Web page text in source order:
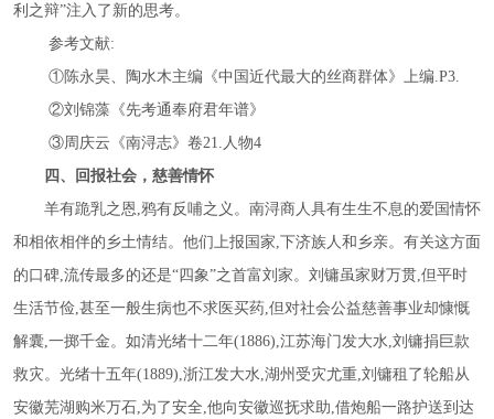
利之辩”注入了新的思考。
参考文献:
①陈永昊、陶水木主编《中国近代最大的丝商群体》上编.P3.
②刘锦藻《先考通奉府君年谱》
③周庆云《南浔志》卷21.人物4
四、回报社会，慈善情怀
羊有跪乳之恩,鸦有反哺之义。南浔商人具有生生不息的爱国情怀
和相依相伴的乡土情结。他们上报国家,下济族人和乡亲。有关这方面
的口碑,流传最多的还是“四象”之首富刘家。刘镛虽家财万贯,但平时
生活节俭,甚至一般生病也不求医买药,但对社会公益慈善事业却慷慨
解囊,一掷千金。如清光绪十二年(1886),江苏海门发大水,刘镛捐巨款
救灾。光绪十五年(1889),浙江发大水,湖州受灾尤重,刘镛租了轮船从
安徽芜湖购米万石,为了安全,他向安徽巡抚求助,借炮船一路护送到达